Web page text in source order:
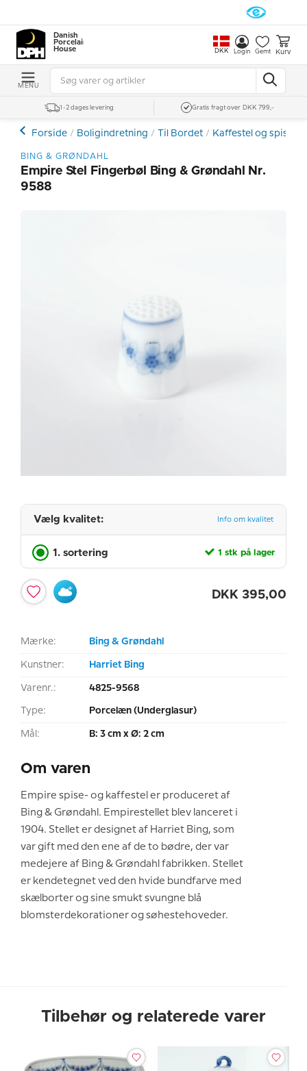
Danish
Porcelain
House
DKK Login Gemt Kurv
MENU
1-2 dages levering Gratis fragt over DKK 799,-
Forside Boligindretning Til Bordet Kaffestel og
BING & GRØNDAHL
Empire Stel Fingerbøl Bing & Grøndahl Nr.
9588
Vælg kvalitet: Info om kvalitet
1. sortering 1 stk på lager
DKK 395,00
Mærke: Bing & Grøndahl
Kunstner: Harriet Bing
Varenr.: 4825-9568
Type: Porcelæn (Underglasur)
Mål: B: 3 cm x Ø: 2 cm
Om varen
Empire spise- og kaffestel er produceret af
Bing & Grøndahl. Empirestellet blev lanceret i
1904. Stellet er designet af Harriet Bing, som
var gift med den ene af de to bødre, der var
medejere af Bing & Grøndahl fabrikken. Stellet
er kendetegnet ved den hvide bundfarve med
skælborter og sine smukt svungne blå
blomsterdekorationer og søhestehoveder.
Tilbehør og relaterede varer